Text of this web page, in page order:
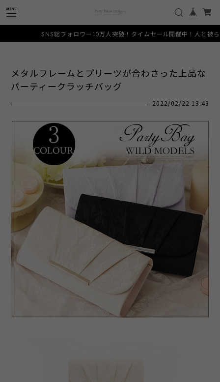
SNS総フォロワー10万人突破！タイムセール開催中！人と被らない希
メタルフレームとプリーツが合わさった上品な
パーティークラッチバッグ
2022/02/22 13:43